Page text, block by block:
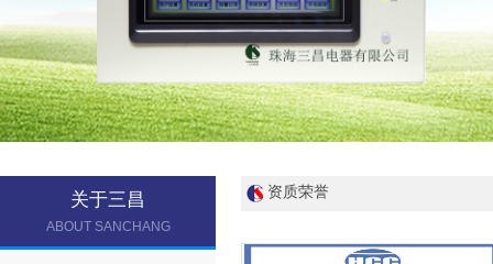
关于三昌
ABOUT SANCHANG
资质荣誉